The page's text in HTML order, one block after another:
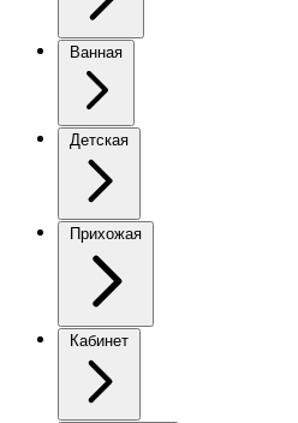
Ванная
Детская
Прихожая
Кабинет